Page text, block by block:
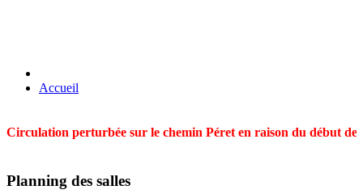
Accueil
Circulation perturbée sur le chemin Péret en raison du début
Planning des salles